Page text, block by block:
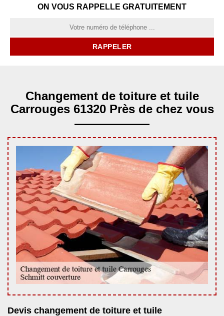
ON VOUS RAPPELLE GRATUITEMENT
Changement de toiture et tuile
Carrouges 61320 Près de chez vous
Devis changement de toiture et tuile